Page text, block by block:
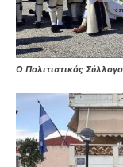
Ο Πολιτιστικός